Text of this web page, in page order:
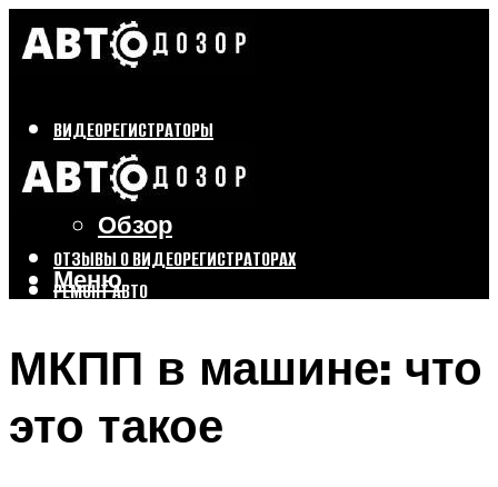
ВИДЕОРЕГИСТРАТОРЫ
Бренды
Выбор
Обзор
ОТЗЫВЫ О ВИДЕОРЕГИСТРАТОРАХ
РЕМОНТ АВТО
Меню
МКПП в машине: что
это такое